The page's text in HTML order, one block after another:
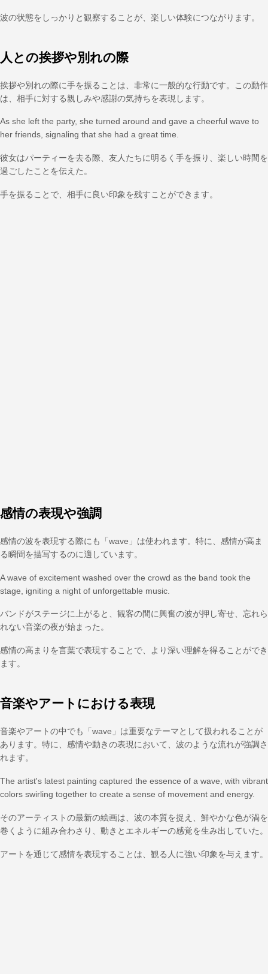
波の状態をしっかりと観察することが、楽しい体験につながります。
人との挨拶や別れの際
挨拶や別れの際に手を振ることは、非常に一般的な行動です。この動作
は、相手に対する親しみや感謝の気持ちを表現します。
As she left the party, she turned around and gave a cheerful wave to
her friends, signaling that she had a great time.
彼女はパーティーを去る際、友人たちに明るく手を振り、楽しい時間を
過ごしたことを伝えた。
手を振ることで、相手に良い印象を残すことができます。
感情の表現や強調
感情の波を表現する際にも「wave」は使われます。特に、感情が高ま
る瞬間を描写するのに適しています。
A wave of excitement washed over the crowd as the band took the
stage, igniting a night of unforgettable music.
バンドがステージに上がると、観客の間に興奮の波が押し寄せ、忘れら
れない音楽の夜が始まった。
感情の高まりを言葉で表現することで、より深い理解を得ることができ
ます。
音楽やアートにおける表現
音楽やアートの中でも「wave」は重要なテーマとして扱われることが
あります。特に、感情や動きの表現において、波のような流れが強調さ
れます。
The artist's latest painting captured the essence of a wave, with vibrant
colors swirling together to create a sense of movement and energy.
そのアーティストの最新の絵画は、波の本質を捉え、鮮やかな色が渦を
巻くように組み合わさり、動きとエネルギーの感覚を生み出していた。
アートを通じて感情を表現することは、観る人に強い印象を与えます。